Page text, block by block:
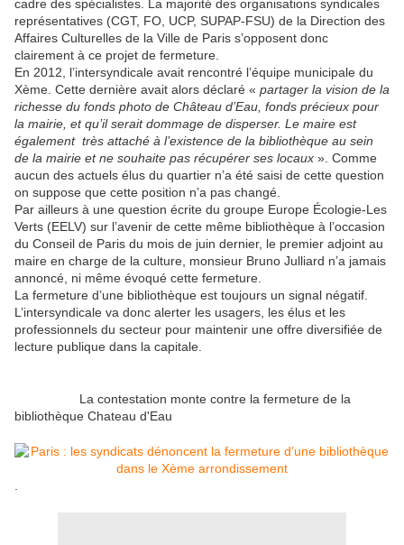
cadre des spécialistes. La majorité des organisations syndicales
représentatives (CGT, FO, UCP, SUPAP-FSU) de la Direction des
Affaires Culturelles de la Ville de Paris s’opposent donc
clairement à ce projet de fermeture.
En 2012, l’intersyndicale avait rencontré l’équipe municipale du
Xème. Cette dernière avait alors déclaré « partager la vision de la
richesse du fonds photo de Château d’Eau, fonds précieux pour
la mairie, et qu’il serait dommage de disperser. Le maire est
également très attaché à l’existence de la bibliothèque au sein
de la mairie et ne souhaite pas récupérer ses locaux ». Comme
aucun des actuels élus du quartier n’a été saisi de cette question
on suppose que cette position n’a pas changé.
Par ailleurs à une question écrite du groupe Europe Écologie-Les
Verts (EELV) sur l’avenir de cette même bibliothèque à l’occasion
du Conseil de Paris du mois de juin dernier, le premier adjoint au
maire en charge de la culture, monsieur Bruno Julliard n’a jamais
annoncé, ni même évoqué cette fermeture.
La fermeture d’une bibliothèque est toujours un signal négatif.
L’intersyndicale va donc alerter les usagers, les élus et les
professionnels du secteur pour maintenir une offre diversifiée de
lecture publique dans la capitale.
La contestation monte contre la fermeture de la
bibliothèque Chateau d'Eau